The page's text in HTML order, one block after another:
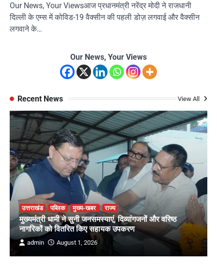
Our News, Your Viewsआज प्रधानमंत्री नरेंद्र मोदी ने राजधानी
दिल्ली के एम्स में कोविड-19 वैक्सीन की पहली डोज़ लगवाई और वैक्सीन
लगवाने के…
Our News, Your Views
Recent News View All
उत्तराखंड पब्लिक मुख्य-खबर राज्य
मुख्यमंत्री धामी ने सुनी जनसमस्याएं, दिव्यांगजनों और वरिष्ठ
नागरिकों को वितरित किए सहायक उपकरण
admin August 1, 2026